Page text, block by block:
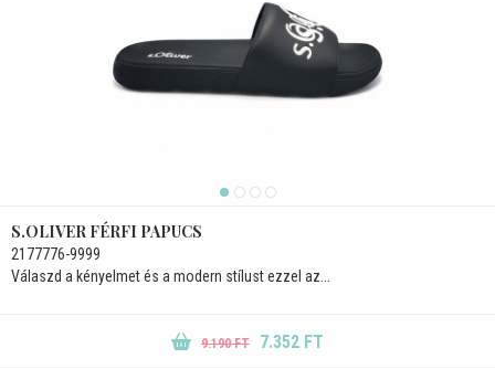
S.OLIVER FÉRFI PAPUCS
2177776-9999
Válaszd a kényelmet és a modern stílust ezzel az...
9.190 FT 7.352 FT